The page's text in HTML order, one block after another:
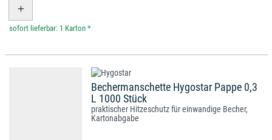
*
Bechermanschette Hygostar Pappe 0,3
L 1000 Stück
praktischer Hitzeschutz für einwandige Becher,
Kartonabgabe